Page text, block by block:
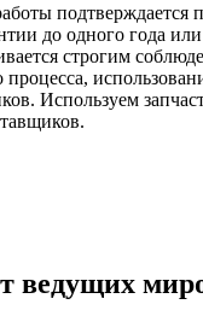
подтверждается
до одного года
строгим
процесса,
Используем
ведущих